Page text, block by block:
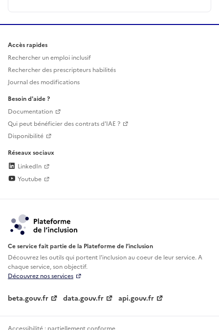
Accès rapides
Rechercher un emploi inclusif
Rechercher des prescripteurs habilités
Journal des modifications
Besoin d'aide ?
Documentation
Qui peut bénéficier des contrats d'IAE ?
Disponibilité
Réseaux sociaux
LinkedIn
Youtube
Ce service fait partie de la Plateforme de l’inclusion
Découvrez les outils qui portent l'inclusion aucoeur de leur service. A
chaque service, son objectif.
Découvrez nos services
beta.gouv.fr data.gouv.fr api.gouv.fr